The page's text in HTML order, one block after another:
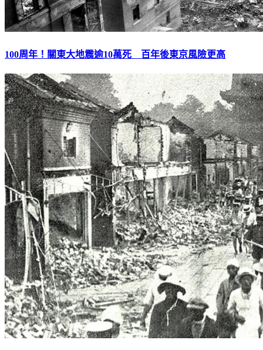
100周年！關東大地震逾10萬死 百年後東京風險更高